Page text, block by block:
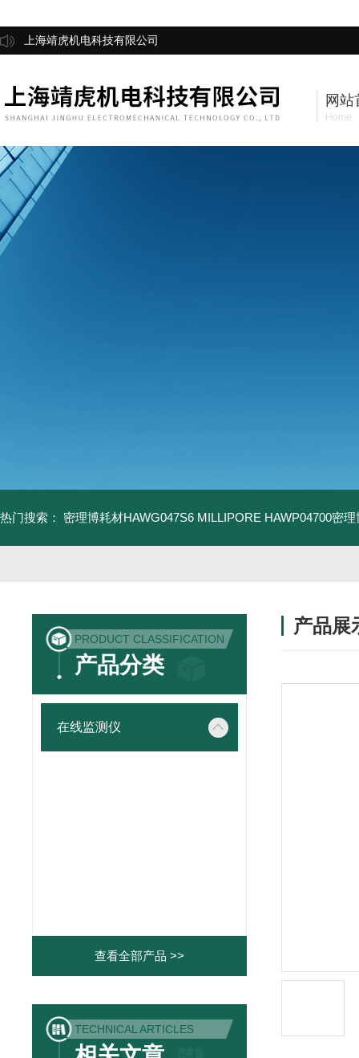
上海靖虎机电科技有限公司
网站
Home
热门搜索： 密理博耗材HAWG047S6 MILLIPORE HAWP04700密
PRODUCT CLASSIFICATION
产品分类
在线监测仪
查看全部产品 >>
TECHNICAL ARTICLES
产品展